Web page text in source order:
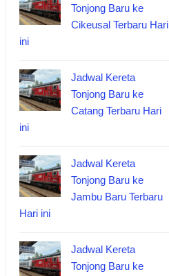
Tonjong Baru ke
Cikeusal Terbaru Hari
ini
Jadwal Kereta
Tonjong Baru ke
Catang Terbaru Hari
ini
Jadwal Kereta
Tonjong Baru ke
Jambu Baru Terbaru
Hari ini
Jadwal Kereta
Tonjong Baru ke